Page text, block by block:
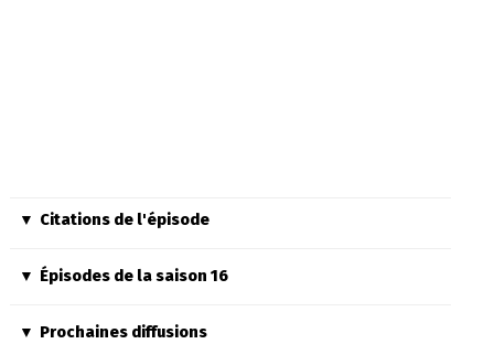
Citations de l'épisode
Épisodes de la saison 16
Prochaines diffusions